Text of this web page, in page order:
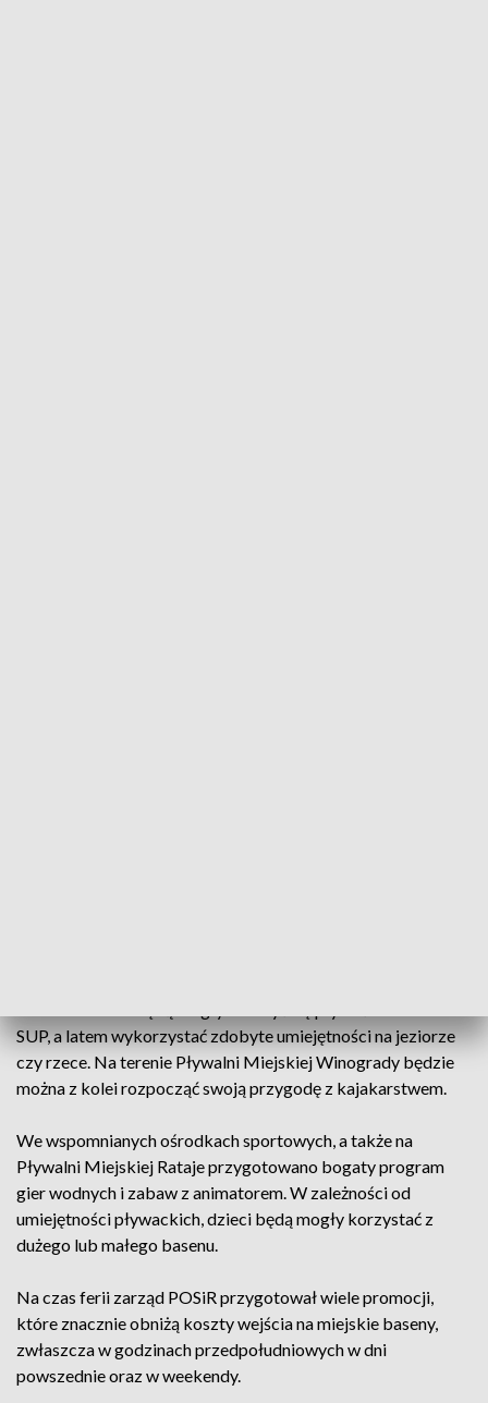
SUP, a latem wykorzystać zdobyte umiejętności na jeziorze
czy rzece. Na terenie Pływalni Miejskiej Winogrady będzie
można z kolei rozpocząć swoją przygodę z kajakarstwem.
We wspomnianych ośrodkach sportowych, a także na
Pływalni Miejskiej Rataje przygotowano bogaty program
gier wodnych i zabaw z animatorem. W zależności od
umiejętności pływackich, dzieci będą mogły korzystać z
dużego lub małego basenu.
Na czas ferii zarząd POSiR przygotował wiele promocji,
które znacznie obniżą koszty wejścia na miejskie baseny,
zwłaszcza w godzinach przedpołudniowych w dni
powszednie oraz w weekendy.